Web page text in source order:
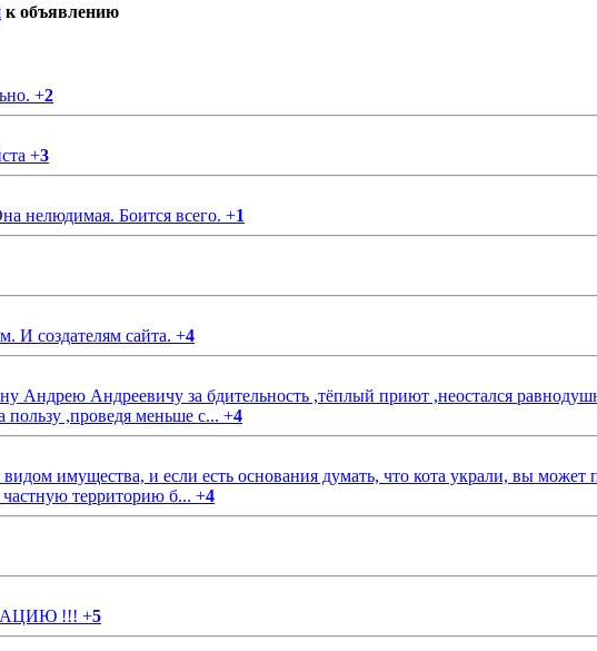
к объявлению
+2
+3
нелюдимая. Боится всего. +1
И создателям сайта. +4
Андрею Андреевичу за бдительность ,тёплый приют ,неостался
,проведя меньше с... +4
имущества, и если есть основания думать, что кота украли, вы может
территорию б... +4
!!! +5